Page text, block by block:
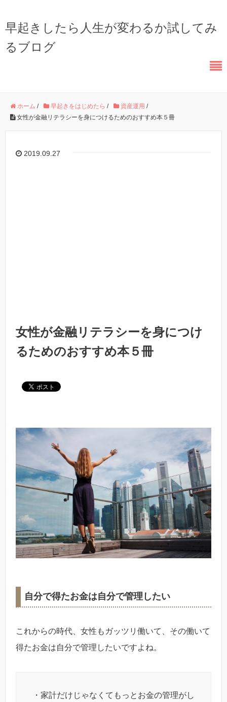
早起きしたら人生が変わるか試してみ
るブログ
ホーム / 早起きをはじめたら / 資産運用 /
女性が金融リテラシーを身につけるためのおすすめ本５冊
2019.09.27
女性が金融リテラシーを身につけ
るためのおすすめ本５冊
自分で得たお金は自分で管理したい
これからの時代、女性もガッツリ働いて、その働いて
得たお金は自分で管理したいですよね。
・家計だけじゃなくてもっとお金の管理がし